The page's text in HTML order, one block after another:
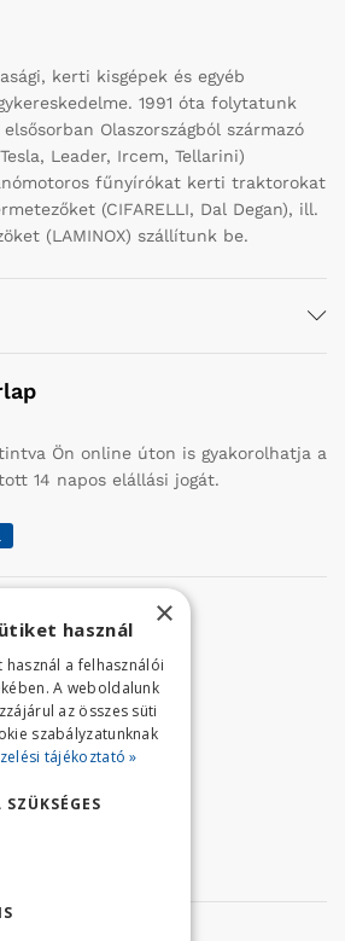
kerti kisgépek és egyéb
1991 óta folytatunk
Olaszországból származó
Leader, Ircem, Tellarini)
fűnyírókat kerti traktorokat
(CIFARELLI, Dal Degan), ill.
(LAMINOX) szállítunk be.
Ön online úton is gyakorolhatja a
14 napos elállási jogát.
Vércse út 17.
(56) 423-324
429-771
×
használ
használ a felhasználói
A weboldalunk
az összes süti
szabályzatunknak
tájékoztató »